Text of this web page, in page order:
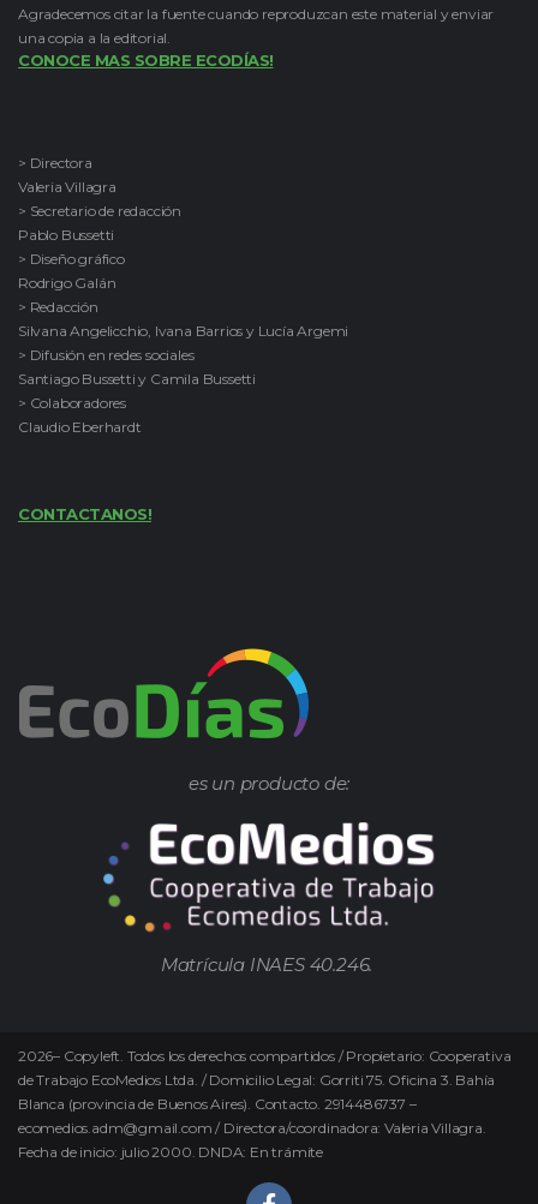
Agradecemos citar la fuente cuando reproduzcan este material y enviar
una copia a la editorial.
CONOCE MAS SOBRE ECODÍAS!
> Directora
Valeria Villagra
> Secretario de redacción
Pablo Bussetti
> Diseño gráfico
Rodrigo Galán
> Redacción
Silvana Angelicchio, Ivana Barrios y Lucía Argemi
> Difusión en redes sociales
Santiago Bussetti y Camila Bussetti
> Colaboradores
Claudio Eberhardt
CONTACTANOS!
es un producto de:
Matrícula INAES 40.246.
2026– Copyleft. Todos los derechos compartidos / Propietario: Cooperativa
de Trabajo EcoMedios Ltda. / Domicilio Legal: Gorriti 75. Oficina 3. Bahía
Blanca (provincia de Buenos Aires). Contacto. 2914486737 –
ecomedios.adm@gmail.com / Directora/coordinadora: Valeria Villagra.
Fecha de inicio: julio 2000. DNDA: En trámite